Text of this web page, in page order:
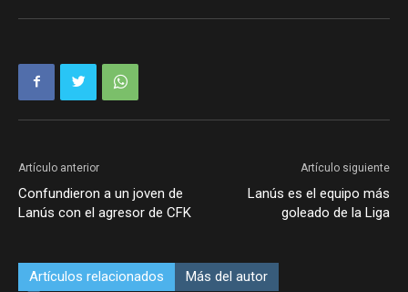
Artículo anterior
Confundieron a un joven de
Lanús con el agresor de CFK
Artículo siguiente
Lanús es el equipo más
goleado de la Liga
Artículos relacionados Más del autor